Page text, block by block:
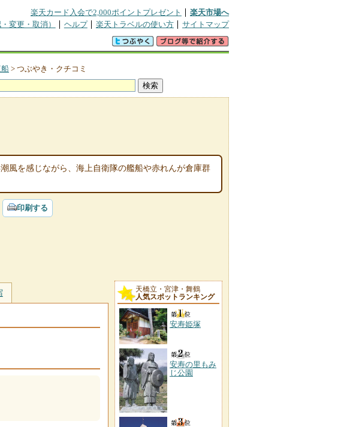
楽天カード入会で2,000ポイントプレゼント
楽天市場へ
変更・取消） ヘルプ 楽天トラベルの使い方 サイトマップ
> つぶやき・クチコミ
風を感じながら、海上自衛隊の艦船や赤れんが倉庫群
印刷する
天橋立・宮津・舞鶴
人気スポットランキング
安寿姫塚
安寿の里もみ
じ公園